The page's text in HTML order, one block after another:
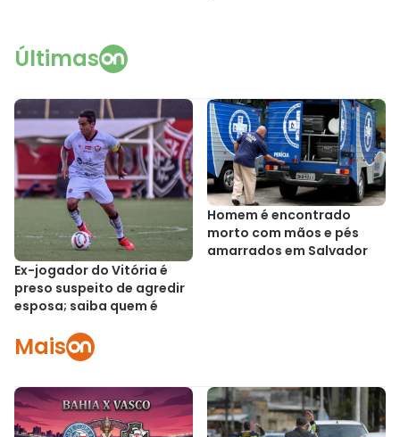
Mais
Últimas
Ex-jogador do Vitória é
preso suspeito de agredir
esposa; saiba quem é
Homem é encontrado
morto com mãos e pés
amarrados em Salvador